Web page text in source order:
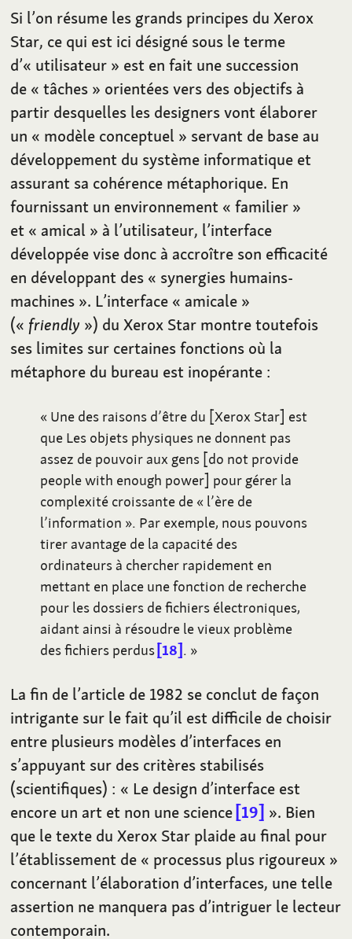
Si l’on résume les grands principes du Xerox
Star, ce qui est ici désigné sous le terme
d’« utilisateur » est en fait une succession
de « tâches » orientées vers des objectifs à
partir desquelles les designers vont élaborer
un « modèle conceptuel » servant de base au
développement du système informatique et
assurant sa cohérence métaphorique. En
fournissant un environnement « familier »
et « amical » à l’utilisateur, l’interface
développée vise donc à accroître son efficacité
en développant des « synergies humains-
machines ». L’interface « amicale »
(« friendly ») du Xerox Star montre toutefois
ses limites sur certaines fonctions où la
métaphore du bureau est inopérante :
« Une des raisons d’être du [Xerox Star] est
que Les objets physiques ne donnent pas
assez de pouvoir aux gens [do not provide
people with enough power] pour gérer la
complexité croissante de « l’ère de
l’information ». Par exemple, nous pouvons
tirer avantage de la capacité des
ordinateurs à chercher rapidement en
mettant en place une fonction de recherche
pour les dossiers de fichiers électroniques,
aidant ainsi à résoudre le vieux problème
des fichiers perdus 18 . »
La fin de l’article de 1982 se conclut de façon
intrigante sur le fait qu’il est difficile de choisir
entre plusieurs modèles d’interfaces en
s’appuyant sur des critères stabilisés
(scientifiques) : « Le design d’interface est
encore un art et non une science 19 ». Bien
que le texte du Xerox Star plaide au final pour
l’établissement de « processus plus rigoureux »
concernant l’élaboration d’interfaces, une telle
assertion ne manquera pas d’intriguer le lecteur
contemporain.